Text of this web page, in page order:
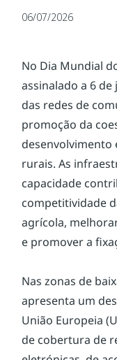
06/07/2026
No Dia Mundial
assinalado a 6
das redes de
promoção da
desenvolvimento
rurais. As
capacidade
competitividade
agrícola,
e promover a
Nas zonas de
apresenta um
União Europeia
de cobertura de